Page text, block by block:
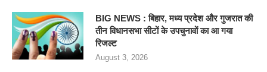
BIG NEWS : बिहार, मध्य प्रदेश और गुजरात की
तीन विधानसभा सीटों के उपचुनावों का आ गया
रिजल्ट
August 3, 2026